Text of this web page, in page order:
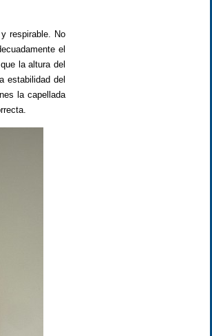
respirable. No
el
la altura del
estabilidad del
la capellada